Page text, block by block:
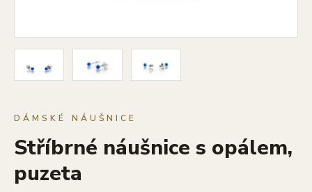
DÁMSKÉ NÁUŠNICE
Stříbrné náušnice s opálem,
puzeta